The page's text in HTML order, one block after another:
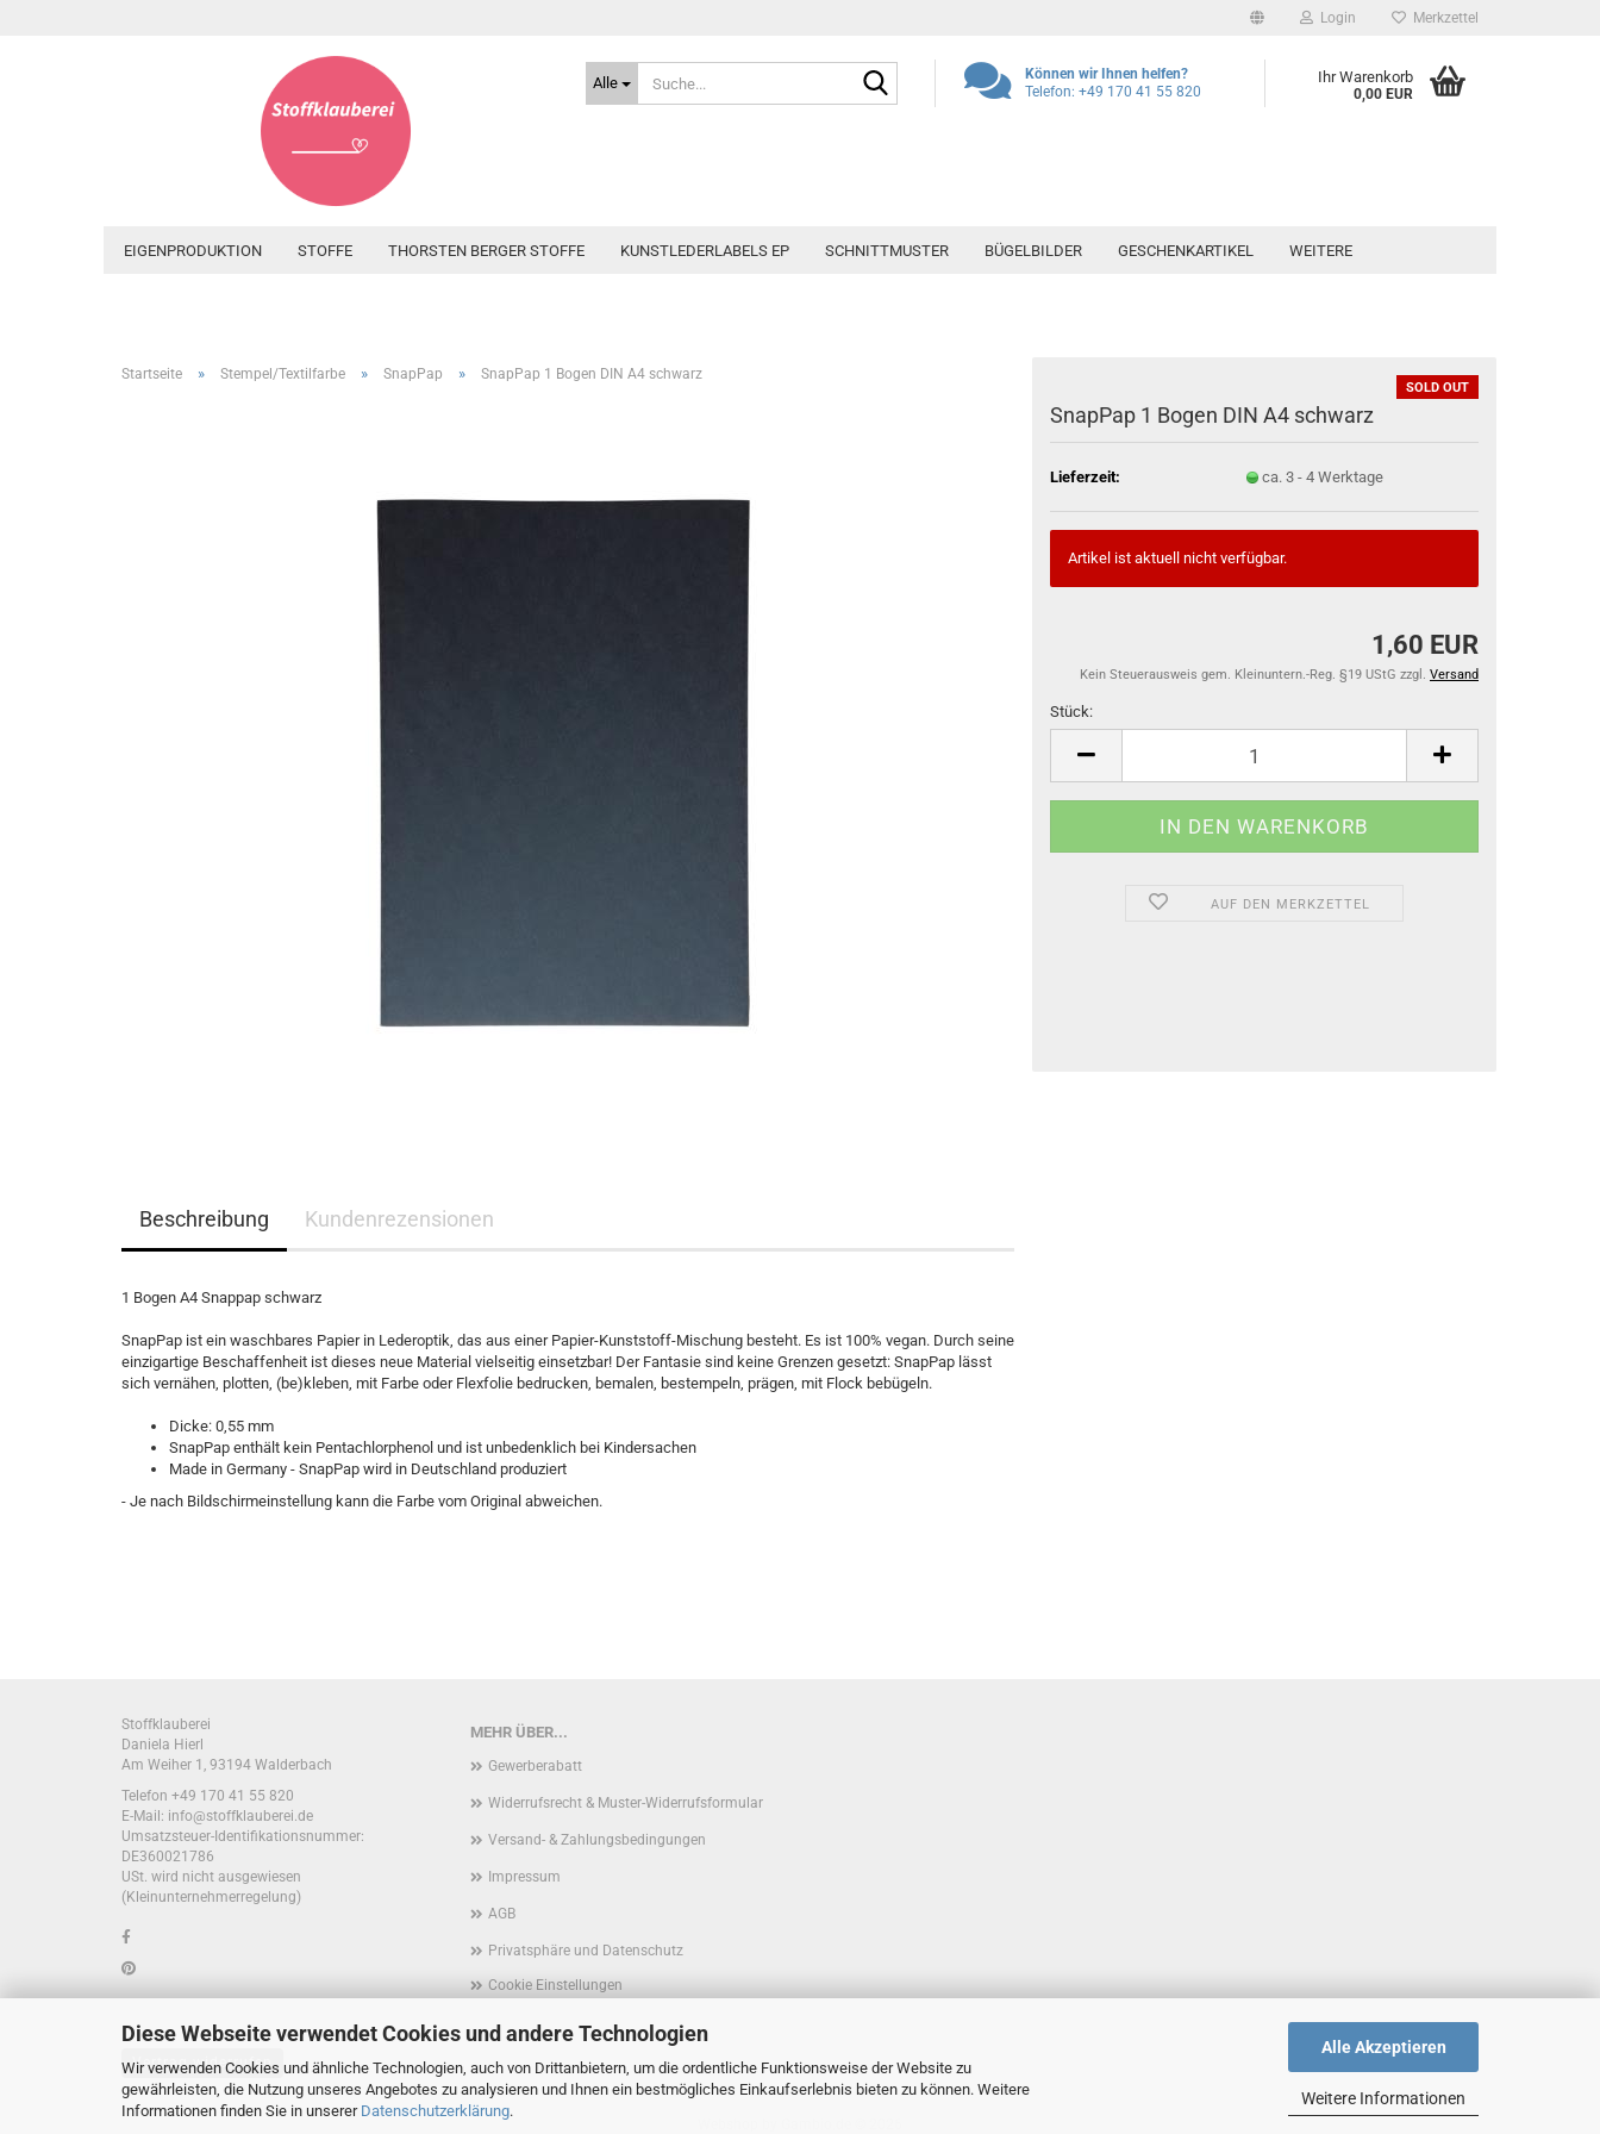
Diese Webseite verwendet Cookies und andere Technologien
Wir verwenden Cookies und ähnliche Technologien, auch von Drittanbietern, um die ordentliche Funktionsweise der Website zu
gewährleisten, die Nutzung unseres Angebotes zu analysieren und Ihnen ein bestmögliches Einkaufserlebnis bieten zu können. Weitere
Informationen finden Sie in unserer Datenschutzerklärung.
Alle Akzeptieren
Weitere Informationen
Login Merkzettel
Alle
Können wir Ihnen helfen?
Telefon: +49 170 41 55 820
Ihr Warenkorb
0,00 EUR
EIGENPRODUKTION STOFFE THORSTEN BERGER STOFFE KUNSTLEDERLABELS EP SCHNITTMUSTER BÜGELBILDER GESCHENKARTIKEL WEITERE
Startseite » Stempel/Textilfarbe » SnapPap » SnapPap 1 Bogen DIN A4 schwarz
SOLD OUT
SnapPap 1 Bogen DIN A4 schwarz
Lieferzeit: ca. 3 - 4 Werktage
Artikel ist aktuell nicht verfügbar.
1,60 EUR
Kein Steuerausweis gem. Kleinuntern.-Reg. §19 UStG zzgl. Versand
Stück:
Stück
AUF DEN MERKZETTEL
Beschreibung Kundenrezensionen
1 Bogen A4 Snappap schwarz
SnapPap ist ein waschbares Papier in Lederoptik, das aus einer Papier-Kunststoff-Mischung besteht. Es ist 100% vegan. Durch seine
einzigartige Beschaffenheit ist dieses neue Material vielseitig einsetzbar! Der Fantasie sind keine Grenzen gesetzt: SnapPap lässt
sich vernähen, plotten, (be)kleben, mit Farbe oder Flexfolie bedrucken, bemalen, bestempeln, prägen, mit Flock bebügeln.
Dicke: 0,55 mm
SnapPap enthält kein Pentachlorphenol und ist unbedenklich bei Kindersachen
Made in Germany - SnapPap wird in Deutschland produziert
- Je nach Bildschirmeinstellung kann die Farbe vom Original abweichen.
MEHR ÜBER...
Gewerberabatt
Widerrufsrecht & Muster-Widerrufsformular
Versand- & Zahlungsbedingungen
Impressum
AGB
Privatsphäre und Datenschutz
Cookie Einstellungen
Stoffklauberei
Daniela Hierl
Am Weiher 1, 93194 Walderbach
Telefon +49 170 41 55 820
E-Mail: info@stoffklauberei.de
Umsatzsteuer-Identifikationsnummer:
DE360021786
USt. wird nicht ausgewiesen
(Kleinunternehmerregelung)
Vertrag widerrufen